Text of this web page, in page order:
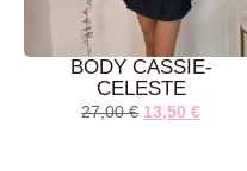
BODY CASSIE-
CELESTE
27,00€ 13,50€